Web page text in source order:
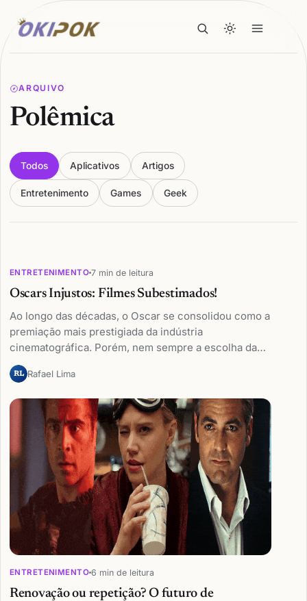
ARQUIVO
Polêmica
Todos Aplicativos Artigos
Entretenimento Games Geek
Articles
ENTRETENIMENTO 7 min de leitura
Oscars Injustos: Filmes Subestimados!
Ao longo das décadas, o Oscar se consolidou como a
premiação mais prestigiada da indústria
cinematográfica. Porém, nem sempre a escolha da…
RL Rafael Lima
ENTRETENIMENTO 6 min de leitura
Renovação ou repetição? O futuro de